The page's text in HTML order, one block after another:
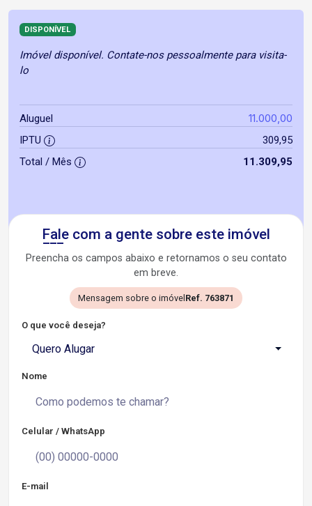
DISPONÍVEL
Imóvel disponível. Contate-nos pessoalmente para visita-
lo
Aluguel 11.000,00
IPTU
309,95
Total / Mês
11.309,95
Fale com a gente sobre este imóvel
Preencha os campos abaixo e retornamos o seu contato
em breve.
Mensagem sobre o imóvelRef. 763871
O que você deseja?
Quero Alugar
Nome
Celular / WhatsApp
E-mail